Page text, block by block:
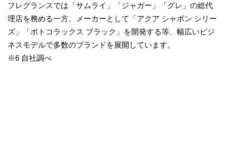
フレグランスでは「サムライ」「ジャガー」「グレ」の総代
理店を務める一方、メーカーとして「アクア シャボン シリー
ズ」「ボトコラックス ブラック」を開発する等、幅広いビジ
ネスモデルで多数のブランドを展開しています。
※6 自社調べ